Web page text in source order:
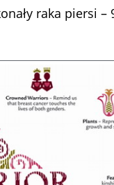
raka piersi –